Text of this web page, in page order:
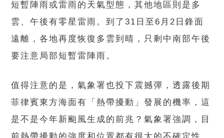
短暫陣雨或雷雨的天氣型態，其他地區則是多
雲、午後有零星雷雨。到了31日至6月2日鋒面
遠離，各地再度恢復多雲到晴，只剩中南部午後
要注意局部短暫雷陣雨。
值得注意的是，氣象署也投下震撼彈，透露後期
菲律賓東方海面有「熱帶擾動」發展的機率，這
是不是今年新颱風生成的前兆？氣象署強調，目